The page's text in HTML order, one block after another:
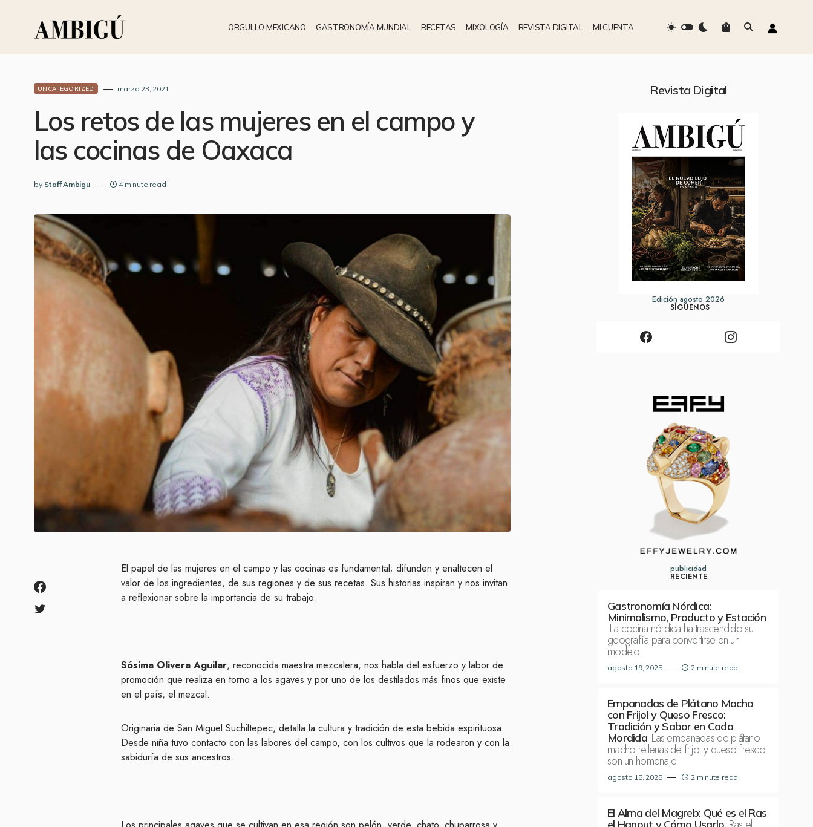
ORGULLO MEXICANO GASTRONOMÍA MUNDIAL RECETAS MIXOLOGÍA REVISTA DIGITAL MI CUENTA
UNCATEGORIZED marzo 23, 2021
Los retos de las mujeres en el campo y
las cocinas de Oaxaca
by Staff Ambigu 4 minute read
El papel de las mujeres en el campo y las cocinas es fundamental; difunden y enaltecen el
valor de los ingredientes, de sus regiones y de sus recetas. Sus historias inspiran y nos invitan
a reflexionar sobre la importancia de su trabajo.
Sósima Olivera Aguilar, reconocida maestra mezcalera, nos habla del esfuerzo y labor de
promoción que realiza en torno a los agaves y por uno de los destilados más finos que existe
en el país, el mezcal.
Originaria de San Miguel Suchiltepec, detalla la cultura y tradición de esta bebida espirituosa.
Desde niña tuvo contacto con las labores del campo, con los cultivos que la rodearon y con la
sabiduría de sus ancestros.
Revista Digital
Edición agosto 2026
SÍGUENOS
publicidad
RECIENTE
Gastronomía Nórdica:
Minimalismo, Producto y Estación
La cocina nórdica ha trascendido su
geografía para convertirse en un
modelo
agosto 19, 2025 2 minute read
Empanadas de Plátano Macho
con Frijol y Queso Fresco:
Tradición y Sabor en Cada
Mordida Las empanadas de plátano
macho rellenas de frijol y queso fresco
son un homenaje
agosto 15, 2025 2 minute read
El Alma del Magreb: Qué es el Ras